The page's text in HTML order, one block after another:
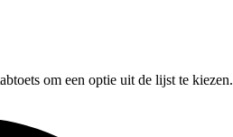
om een optie uit de lijst te kiezen.